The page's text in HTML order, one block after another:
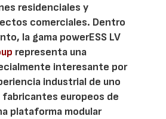
residenciales y
comerciales. Dentro
la gama powerESS LV
representa una
interesante por
industrial de uno
fabricantes europeos de
plataforma modular